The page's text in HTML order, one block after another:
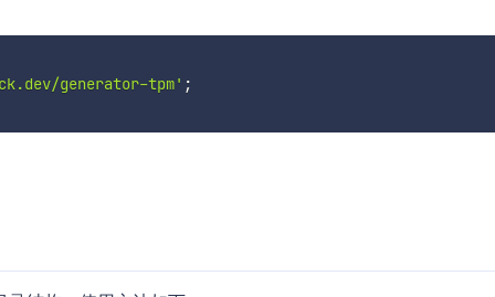
generator-tpm' ;